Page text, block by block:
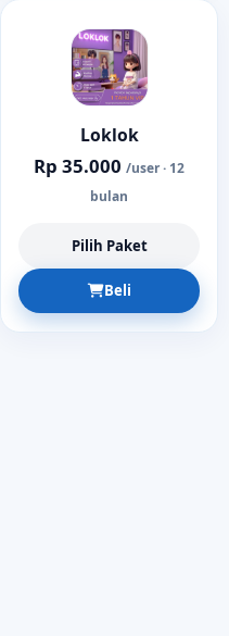
Loklok
Rp 35.000/user · 12
bulan
Pilih Paket
Beli